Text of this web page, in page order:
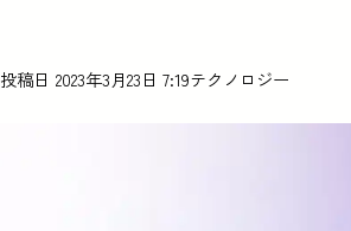
投稿日 2023年3月23日 7:19テクノロジー